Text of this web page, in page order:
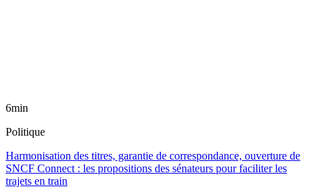
6min
Politique
Harmonisation des titres, garantie de correspondance, ouverture de
SNCF Connect : les propositions des sénateurs pour faciliter les
trajets en train